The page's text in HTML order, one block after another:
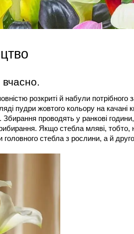
вчасно.
розкриті й набули
пудри жовтого кольору на
Збирання проводять у ранкові
Якщо стебла мляві,
головного стебла з рослини, а й